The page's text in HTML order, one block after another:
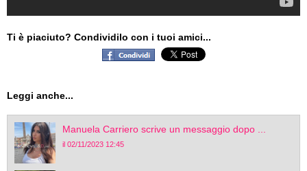
Ti è piaciuto? Condividilo con i tuoi amici...
Leggi anche...
Manuela Carriero scrive un messaggio dopo ...
il 02/11/2023 12:45